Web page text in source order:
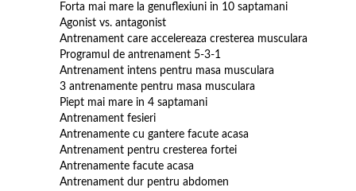
Forta mai mare la genuflexiuni in 10 saptamani
Agonist vs. antagonist
Antrenament care accelereaza cresterea musculara
Programul de antrenament 5-3-1
Antrenament intens pentru masa musculara
3 antrenamente pentru masa musculara
Piept mai mare in 4 saptamani
Antrenament fesieri
Antrenamente cu gantere facute acasa
Antrenament pentru cresterea fortei
Antrenamente facute acasa
Antrenament dur pentru abdomen